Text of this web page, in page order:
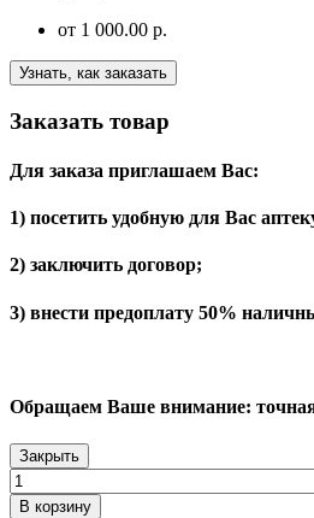
от 1 000.00 р.
Узнать, как заказать
Заказать товар
Для заказа приглашаем Вас:
1) посетить удобную для Вас
2) заключить договор;
3) внести предоплату 50%
Обращаем Ваше внимание: точная
Закрыть
В корзину